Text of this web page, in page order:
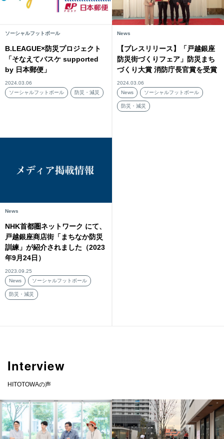
ソーシャルフットボール
B.LEAGUE×防災プロジェクト
「そなえてバスケ supported
by 日本郵便」
2024.03.06
ソーシャルフットボール
防災・減災
News
【プレスリリース】「戸越銀座
防災街づくりフェア」防災まち
づくり大賞 消防庁長官賞を受賞
2024.03.06
News
ソーシャルフットボール
防災・減災
News
NHK首都圏ネットワーク にて、
戸越銀座商店街「まちなか防災
訓練」が紹介されました（2023
年9月24日）
2023.09.25
News
ソーシャルフットボール
防災・減災
Interview
HITOTOWAの声